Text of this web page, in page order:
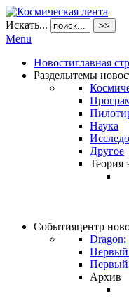
Искать... >>
Menu
Новостиглавная
Разделытемы
Наука
Другое
Теория
Событияцентр
Первый
Первый
Архив